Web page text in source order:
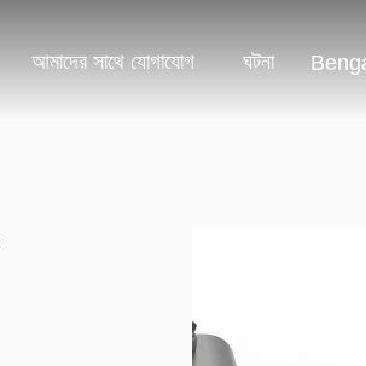
আমাদের সাথে যোগাযোগ ঘটনা